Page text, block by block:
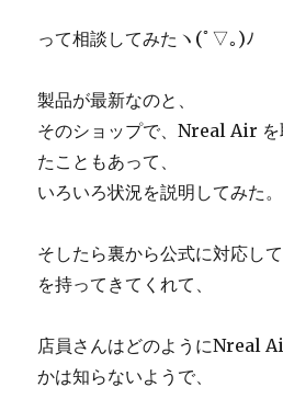
って相談してみたヽ(ﾟ▽｡)ﾉ
製品が最新なのと、
そのショップで、Nreal Air を
たこともあって、
いろいろ状況を説明してみた。
そしたら裏から公式に対応し
を持ってきてくれて、
店員さんはどのようにNreal
かは知らないようで、